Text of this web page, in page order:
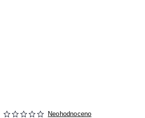
Neohodnoceno